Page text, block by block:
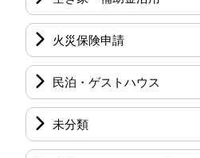
火災保険申請
民泊・ゲストハウス
未分類